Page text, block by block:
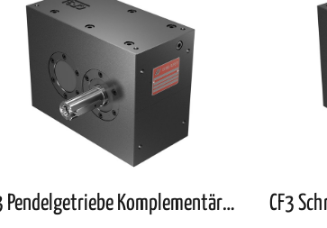
CF3 Pendelgetriebe Komplementärkurvengetriebe mit parallelen Wellen